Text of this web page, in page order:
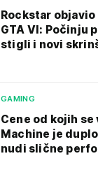
Rockstar
GTA VI: Počinju
stigli i novi
GAMING
Cene od kojih
Machine je
nudi slične